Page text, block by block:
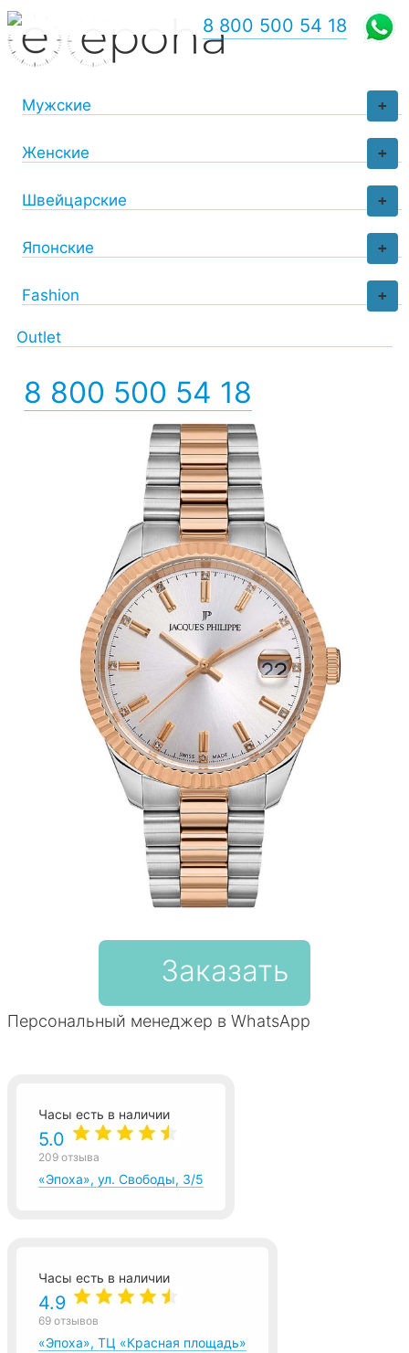
+
Мужские
+
Женские
+
Швейцарские
+
Японские
+
Fashion
Outlet
8 800 500 54 18
8 800 500 54 18
Заказать
Персональный менеджер в WhatsApp
Часы есть в наличии
5.0
209 отзыва
«Эпоха», ул. Свободы, 3/5
Часы есть в наличии
4.9
69 отзывов
«Эпоха», ТЦ «Красная площадь»